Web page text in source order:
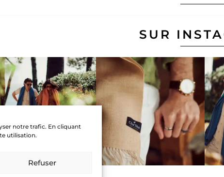
notre trafic. En cliquant
utilisation.
Refuser
SUR